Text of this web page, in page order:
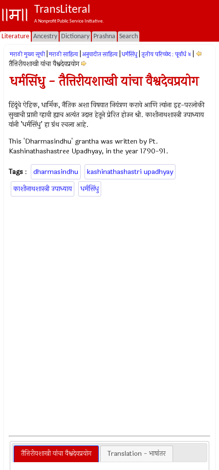
TransLiteral
A Nonprofit Public Service Initiative.
Literature Ancestry Dictionary Prashna Search
मराठी मुख्य सूची मराठी साहित्य अनुवादीत साहित्य धर्मसिंधु तृतीय परिच्छेद : पूर्वार्ध ४
तैत्तिरीयशाखी यांचा वैश्वदेवप्रयोग
धर्मसिंधु - तैत्तिरीयशाखी यांचा वैश्वदेवप्रयोग
हिंदूंचे ऐहिक, धार्मिक, नैतिक अशा विषयात नियंत्रण करावे आणि त्यांना इह-परलोकी
सुखाची प्राप्ती व्हावी ह्याच अत्यंत उदात्त हेतूने प्रेरित होउन श्री. काशीनाथशास्त्री उपाध्याय
यांनी ’धर्मसिंधु’ हा ग्रंथ रचला आहे.
This 'Dharmasindhu' grantha was written by Pt.
Kashinathashastree Upadhyay, in the year 1790-91.
Tags : dharmasindhu
kashinathashastri upadhyay
काशीनाथशास्त्री उपाध्याय
धर्मसिंधु
तैत्तिरीयशाखी यांचा वैश्वदेवप्रयोग Translation - भाषांतर